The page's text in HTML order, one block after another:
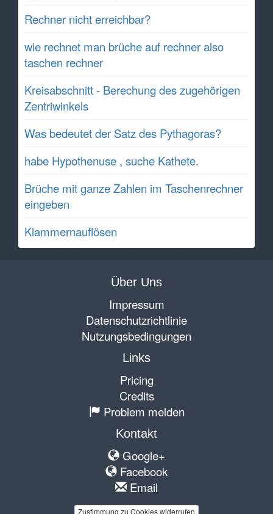
Rechner nicht erreichbar?
wie rechnet man brüche auf rechner also
taschen rechner
Kreisabschnitt - Berechung des zugehörigen
Zentriwinkels
Was bedeutet der Satz des Pythagoras?
habe Hypothenuse , suche Kathete.
Brüche mit ganze Zahlen im Taschenrechner
eingeben
Klammernauflösen
Über Uns
Impressum
Datenschutzrichtlinie
Nutzungsbedingungen
Links
Pricing
Credits
Problem melden
Kontakt
Google+
Facebook
Email
Zustimmung zu Cookies widerrufen